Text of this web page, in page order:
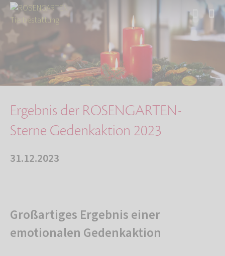
Über uns
Ergebnis der ROSENGARTEN-Sterne Gedenkaktion …
Ergebnis der ROSENGARTEN-
Sterne Gedenkaktion 2023
31.12.2023
Großartiges Ergebnis einer
emotionalen Gedenkaktion